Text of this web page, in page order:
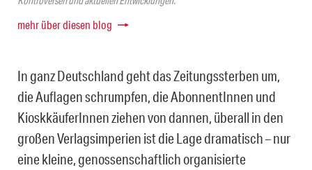
mehr über diesen blog
In ganz Deutschland geht das Zeitungssterben um,
die Auflagen schrumpfen, die AbonnentInnen und
KioskkäuferInnen ziehen von dannen, überall in den
großen Verlagsimperien ist die Lage dramatisch – nur
eine kleine, genossenschaftlich organisierte